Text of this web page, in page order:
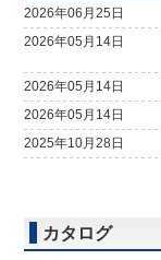
2026年06月25日
2026年05月14日
2026年05月14日
2026年05月14日
2025年10月28日
カタログ